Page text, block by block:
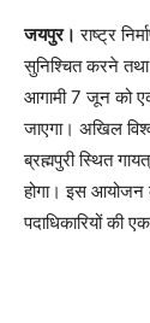
जयपुर। राष्ट्र
सुनिश्चित करने
आगामी 7 जून को
जाएगा। अखिल
ब्रह्मपुरी स्थित
होगा। इस आयोजन
पदाधिकारियों की